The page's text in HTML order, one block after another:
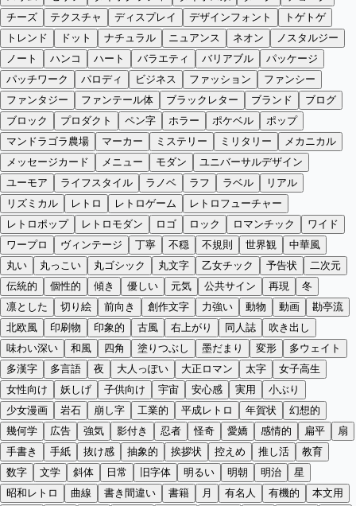
チーズ
テクスチャ ディスプレイ デザインフォント
トゲトゲ
トレンド
ドット ナチュラル ニュアンス ネオン
ノスタルジー
ノート
ハンコ ハート バラエティ バリアブル
パッケージ
パッチワーク
パロディ ビジネス ファッション
ファンシー
ファンタジー
ファンテール体 ブラックレター ブランド
ブログ
ブロック
プロダクト ペン字 ホラー ポケベル
ポップ
マンドラゴラ農場
マーカー ミステリー ミリタリー
メカニカル
メッセージカード
メニュー モダン
ユニバーサルデザイン
ユーモア
ライフスタイル ラノベ ラフ ラベル
リアル
リズミカル
レトロ レトロゲーム
レトロフューチャー
レトロポップ
レトロモダン ロゴ ロック ロマンチック
ワイド
ワープロ
ヴィンテージ 丁寧 不穏 不規則 世界観
中華風
丸い
丸っこい 丸ゴシック 丸文字 乙女チック 予告状
二次元
伝統的
個性的 傾き 優しい 元気 公共サイン 再現
冬
凛とした
切り絵 前向き 創作文字 力強い 動物 動画
勘亭流
北欧風
印刷物 印象的 古風 右上がり 同人誌
吹き出し
味わい深い
和風 四角 塗りつぶし 墨だまり 変形
多ウェイト
多漢字
多言語 夜 大人っぽい 大正ロマン 太字
女子高生
女性向け
妖しげ 子供向け 宇宙 安心感 実用
小ぶり
少女漫画
岩石 崩し字 工業的 平成レトロ 年賀状
幻想的
幾何学
広告 強気 影付き 忍者 怪奇 愛嬌 感情的 扁平
扇
手書き
手紙 抜け感 抽象的 挨拶状 控えめ 推し活
教育
数字
文学 斜体 日常 旧字体 明るい 明朝 明治
星
昭和レトロ
曲線 書き間違い 書籍 月 有名人 有機的
本文用